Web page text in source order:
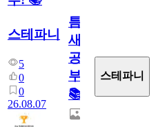
스테파니
5
0
0
26.08.07
틈
새
공
부!
📚
스테파니